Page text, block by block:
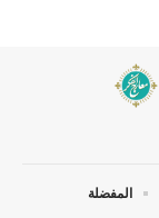
المفضلة